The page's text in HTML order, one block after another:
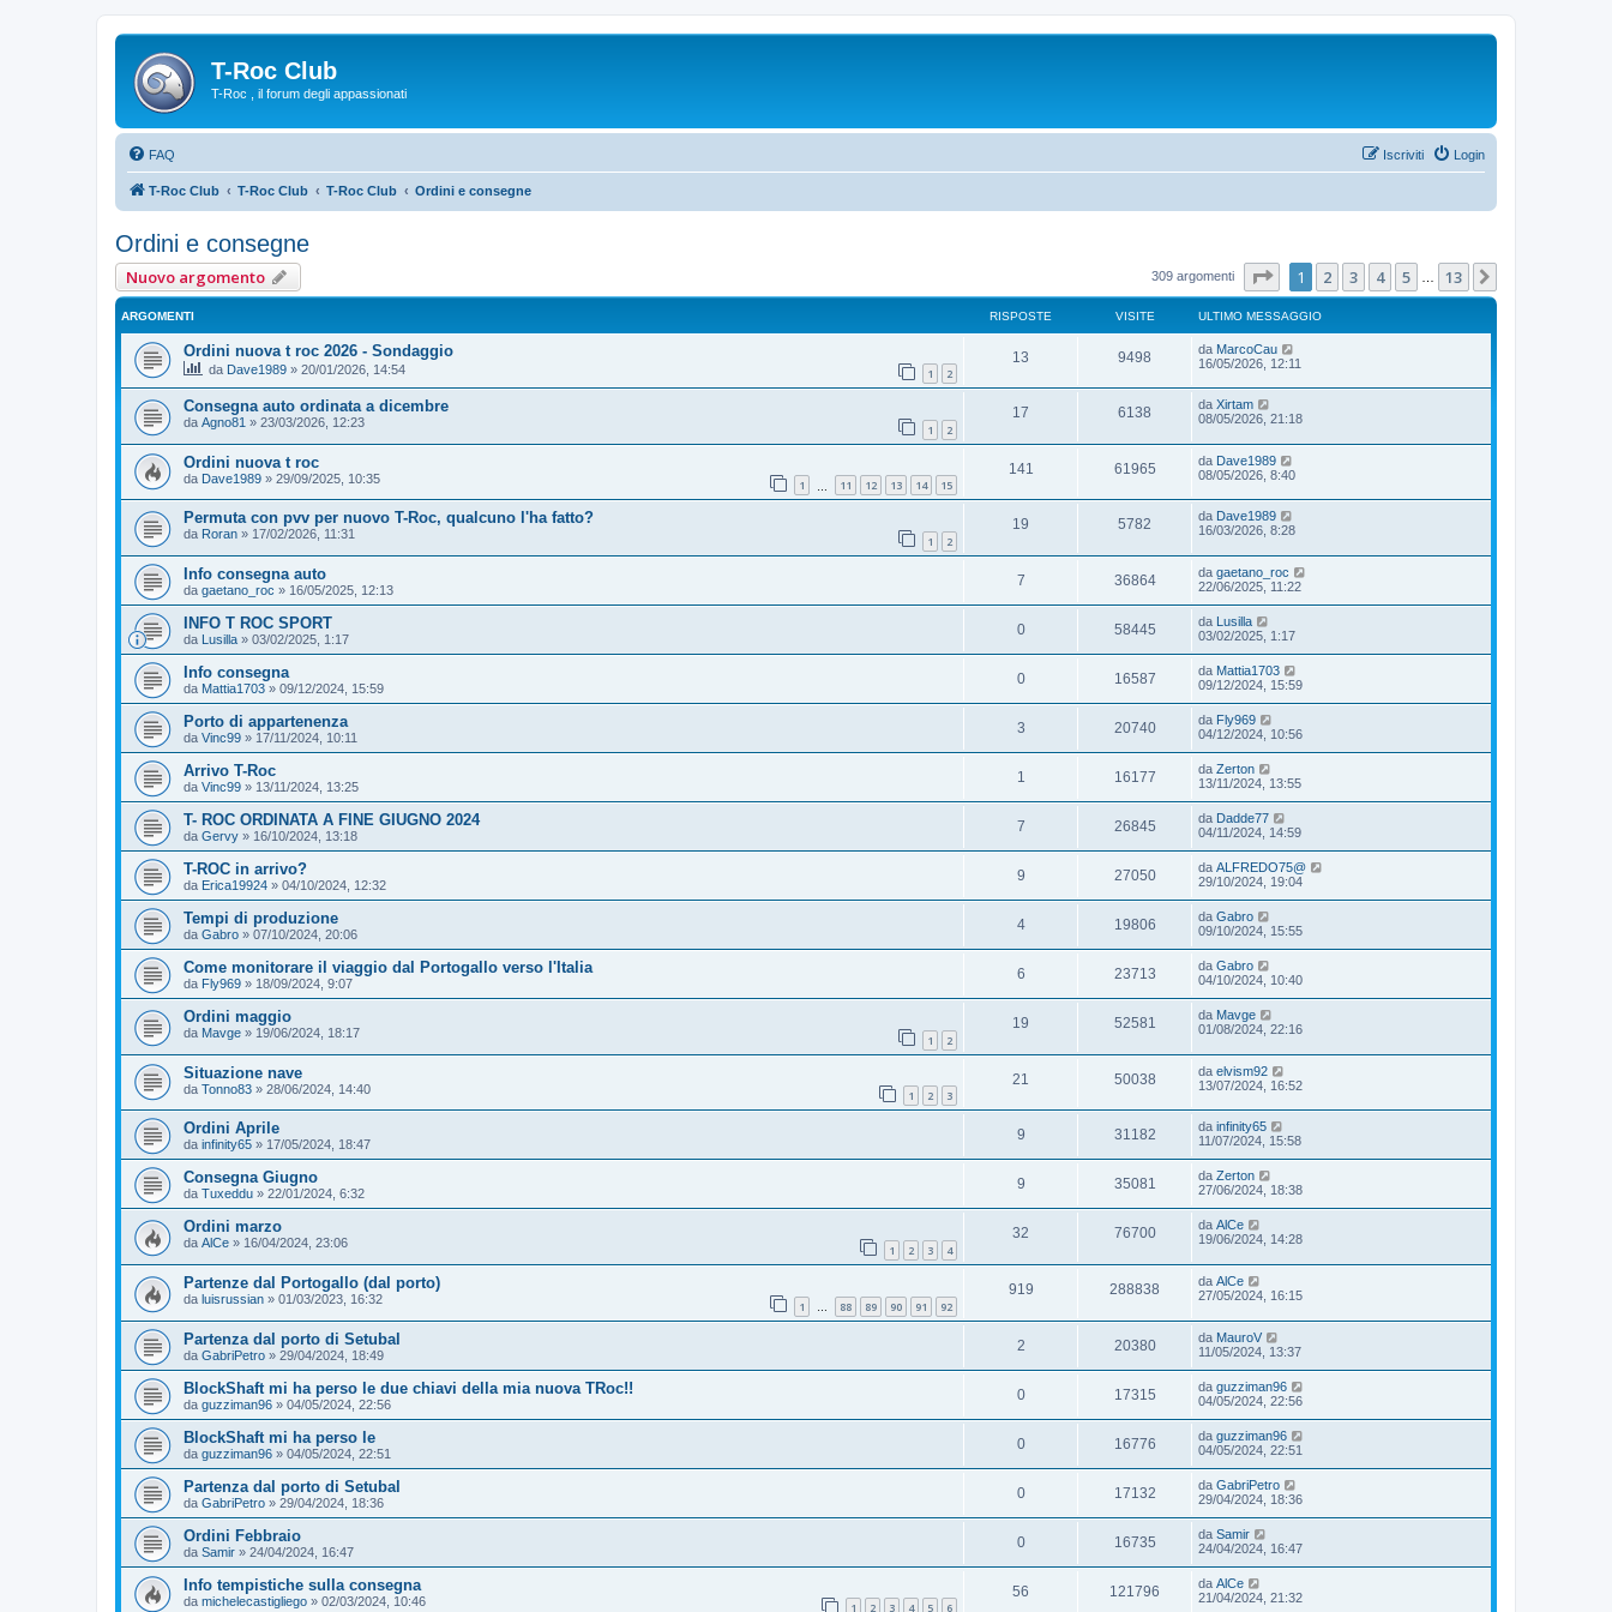
T-Roc Club
T-Roc , il forum degli appassionati
FAQ Login
Iscriviti
T-Roc Club T-Roc Club T-Roc Club Ordini e consegne
Ordini e consegne
Nuovo argomento 309 argomenti Pagina di 13
1 2 3 4 5 13
ARGOMENTI RISPOSTE VISITE ULTIMO MESSAGGIO
Ordini nuova t roc 2026 - Sondaggio
da Dave1989 » 20/01/2026, 14:54 1 2
13 9498 da MarcoCau
16/05/2026, 12:11
Consegna auto ordinata a dicembre
da Agno81 » 23/03/2026, 12:23 1 2
17 6138 da Xirtam
08/05/2026, 21:18
Ordini nuova t roc
da Dave1989 » 29/09/2025, 10:35 1 11 12 13 14 15
141 61965 da Dave1989
08/05/2026, 8:40
Permuta con pvv per nuovo T-Roc, qualcuno l'ha fatto?
da Roran » 17/02/2026, 11:31 1 2
19 5782 da Dave1989
16/03/2026, 8:28
Info consegna auto
da gaetano_roc » 16/05/2025, 12:13
7 36864 da gaetano_roc
22/06/2025, 11:22
INFO T ROC SPORT
da Lusilla » 03/02/2025, 1:17
0 58445 da Lusilla
03/02/2025, 1:17
Info consegna
da Mattia1703 » 09/12/2024, 15:59
0 16587 da Mattia1703
09/12/2024, 15:59
Porto di appartenenza
da Vinc99 » 17/11/2024, 10:11
3 20740 da Fly969
04/12/2024, 10:56
Arrivo T-Roc
da Vinc99 » 13/11/2024, 13:25
1 16177 da Zerton
13/11/2024, 13:55
T- ROC ORDINATA A FINE GIUGNO 2024
da Gervy » 16/10/2024, 13:18
7 26845 da Dadde77
04/11/2024, 14:59
T-ROC in arrivo?
da Erica19924 » 04/10/2024, 12:32
9 27050 da ALFREDO75@
29/10/2024, 19:04
Tempi di produzione
da Gabro » 07/10/2024, 20:06
4 19806 da Gabro
09/10/2024, 15:55
Come monitorare il viaggio dal Portogallo verso l'Italia
da Fly969 » 18/09/2024, 9:07
6 23713 da Gabro
04/10/2024, 10:40
Ordini maggio
da Mavge » 19/06/2024, 18:17 1 2
19 52581 da Mavge
01/08/2024, 22:16
Situazione nave
da Tonno83 » 28/06/2024, 14:40 1 2 3
21 50038 da elvism92
13/07/2024, 16:52
Ordini Aprile
da infinity65 » 17/05/2024, 18:47
9 31182 da infinity65
11/07/2024, 15:58
Consegna Giugno
da Tuxeddu » 22/01/2024, 6:32
9 35081 da Zerton
27/06/2024, 18:38
Ordini marzo
da AlCe » 16/04/2024, 23:06 1 2 3 4
32 76700 da AlCe
19/06/2024, 14:28
Partenze dal Portogallo (dal porto)
da luisrussian » 01/03/2023, 16:32 1 … 88 89 90 91 92
919 288838 da AlCe
27/05/2024, 16:15
Partenza dal porto di Setubal
da GabriPetro » 29/04/2024, 18:49
2 20380 da MauroV
11/05/2024, 13:37
BlockShaft mi ha perso le due chiavi della mia nuova TRoc!!
da guzziman96 » 04/05/2024, 22:56
0 17315 da guzziman96
04/05/2024, 22:56
BlockShaft mi ha perso le
da guzziman96 » 04/05/2024, 22:51
0 16776 da guzziman96
04/05/2024, 22:51
Partenza dal porto di Setubal
da GabriPetro » 29/04/2024, 18:36
0 17132 da GabriPetro
29/04/2024, 18:36
Ordini Febbraio
da Samir » 24/04/2024, 16:47
0 16735 da Samir
24/04/2024, 16:47
Info tempistiche sulla consegna
da michelecastigliego » 02/03/2024, 10:46 1 2 3 4 5 6
56 121796 da AlCe
21/04/2024, 21:32